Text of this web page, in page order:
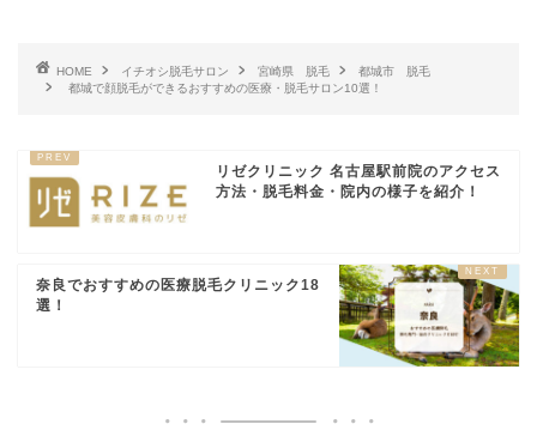
HOME イチオシ脱毛サロン 宮崎県 脱毛
都城市 脱毛
都城で顔脱毛ができるおすすめの医療・脱毛サロン10選！
リゼクリニック 名古屋駅前院のアクセス
方法・脱毛料金・院内の様子を紹介！
奈良でおすすめの医療脱毛クリニック18
選！